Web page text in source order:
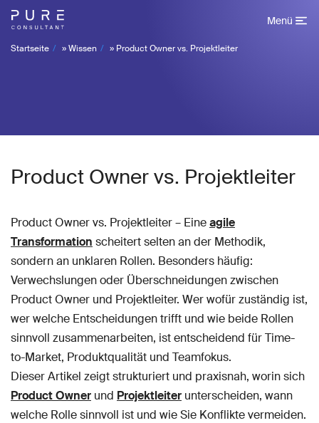
Menü
Startseite »Wissen » Product Owner vs. Projektleiter
Product Owner vs. Projektleiter
Product Owner vs. Projektleiter – Eineagile
Transformation scheitert selten an der Methodik,
sondern an unklaren Rollen. Besonders häufig:
Verwechslungen oder Überschneidungen zwischen
Product Owner und Projektleiter. Wer wofür zuständig ist,
wer welche Entscheidungen trifft und wie beide Rollen
sinnvoll zusammenarbeiten, ist entscheidend für Time-
to-Market, Produktqualität und Teamfokus.
Dieser Artikel zeigt strukturiert und praxisnah, worin sich
Product Owner und Projektleiter unterscheiden, wann
welche Rolle sinnvoll ist und wie Sie Konflikte vermeiden.